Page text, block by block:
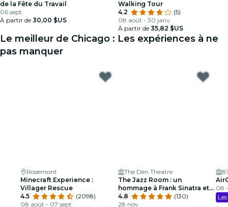
de la Fête du Travail
06 sept.
À partir de 30,00 $US
Walking Tour
4.2
(5)
08 août - 30 janv.
À partir de 35,82 $US
Le meilleur de Chicago : Les expériences à ne
pas manquer
Rosemont
Minecraft Experience :
Villager Rescue
4.5
(2098)
08 août - 07 sept.
The Den Theatre
The Jazz Room : un
hommage à Frank Sinatra et
Louis Armstrong
4.8
(130)
28 nov.
08